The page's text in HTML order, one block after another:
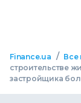
Finance.ua / Все
строительстве
застройщика